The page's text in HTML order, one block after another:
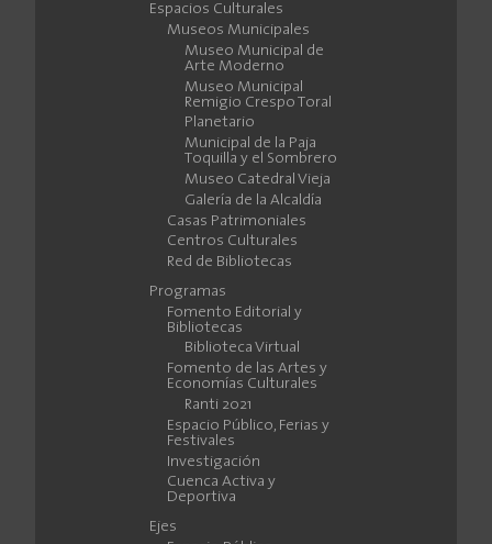
Espacios Culturales
Museos Municipales
Museo Municipal de
Arte Moderno
Museo Municipal
Remigio Crespo Toral
Planetario
Municipal de la Paja
Toquilla y el Sombrero
Museo Catedral Vieja
Galería de la Alcaldía
Casas Patrimoniales
Centros Culturales
Red de Bibliotecas
Programas
Fomento Editorial y
Bibliotecas
Biblioteca Virtual
Fomento de las Artes y
Economías Culturales
Ranti 2021
Espacio Público, Ferias y
Festivales
Investigación
Cuenca Activa y
Deportiva
Ejes